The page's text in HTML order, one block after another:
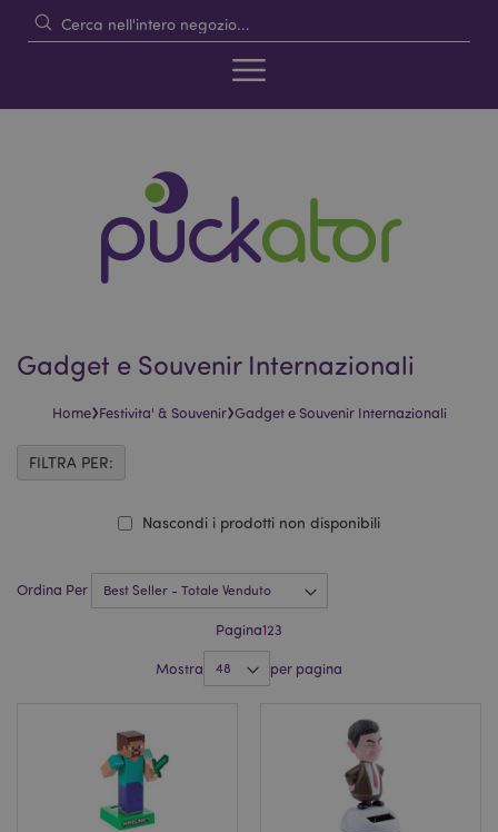
Gadget e Souvenir Internazionali
Home›Festivita' & Souvenir›Gadget e Souvenir Internazionali
Ordina Per
Pagina123
Mostra per pagina
Nascondi i prodotti non disponibili
FILTRA PER: